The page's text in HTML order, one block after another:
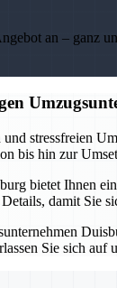
an – ganz
stressfreien
bis hin zur
bietet Ihnen
damit Sie
Sie sich